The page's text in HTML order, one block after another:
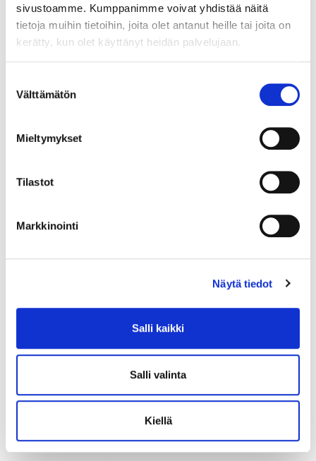
sivustoamme. Kumppanimme voivat yhdistää näitä
tietoja muihin tietoihin, joita olet antanut heille tai joita on
kerätty, kun olet käyttänyt heidän palvelujaan.
valinta
Välttämätön
Mieltymykset
Tilastot
Markkinointi
Näytä tiedot
Salli kaikki
Salli valinta
Kiellä
Korvakorut Kalevala, Hiidenhirvi, korkeus 49mm, pronssia.